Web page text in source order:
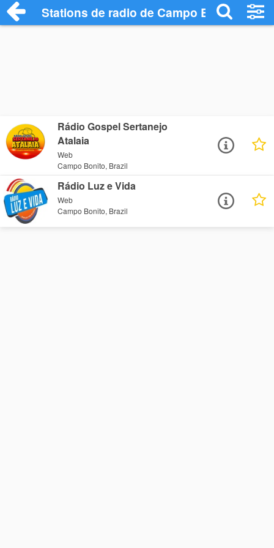
Stations de radio de Campo Bonito
Rádio Gospel Sertanejo
Atalaia
Web
Campo Bonito, Brazil
Rádio Luz e Vida
Web
Campo Bonito, Brazil